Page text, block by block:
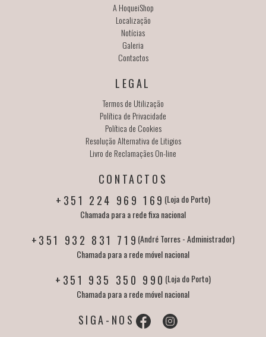
A HoqueiShop
Localização
Notícias
Galeria
Contactos
LEGAL
Termos de Utilização
Política de Privacidade
Política de Cookies
Resolução Alternativa de Litigios
Livro de Reclamaçães On-line
CONTACTOS
+351 224 969 169 (Loja do Porto)
Chamada para a rede fixa nacional
+351 932 831 719 (André Torres - Administrador)
Chamada para a rede móvel nacional
+351 935 350 990 (Loja do Porto)
Chamada para a rede móvel nacional
SIGA-NOS